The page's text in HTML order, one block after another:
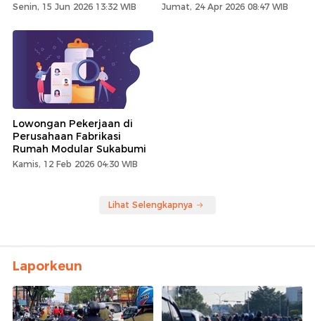
Senin, 15 Jun 2026 13:32 WIB Jumat, 24 Apr 2026 08:47 WIB
Lowongan Pekerjaan di
Perusahaan Fabrikasi
Rumah Modular Sukabumi
Kamis, 12 Feb 2026 04:30 WIB
Lihat Selengkapnya
Laporkeun